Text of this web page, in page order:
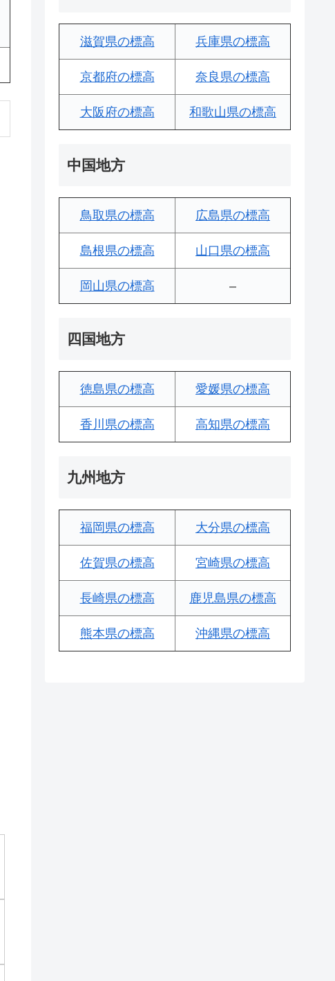
滋賀県の標高 兵庫県の標高
京都府の標高 奈良県の標高
大阪府の標高 和歌山県の標高
中国地方
鳥取県の標高 広島県の標高
島根県の標高 山口県の標高
岡山県の標高 –
四国地方
徳島県の標高 愛媛県の標高
香川県の標高 高知県の標高
九州地方
福岡県の標高 大分県の標高
佐賀県の標高 宮崎県の標高
長崎県の標高 鹿児島県の標高
熊本県の標高 沖縄県の標高